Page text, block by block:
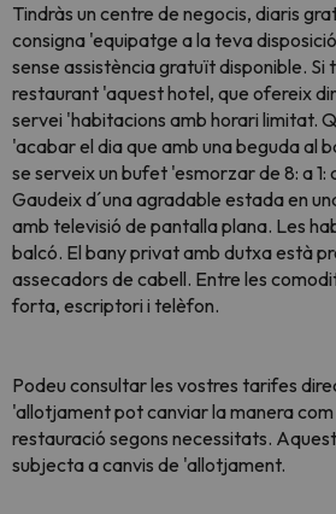
Tindràs un centre de negocis, diaris
consigna 'equipatge a la teva
sense assistència gratuït disponible. Si
restaurant 'aquest hotel, que ofereix
servei 'habitacions amb horari limitat.
'acabar el dia que amb una beguda al
se serveix un bufet 'esmorzar de 8: a 1:
Gaudeix d´una agradable estada en
amb televisió de pantalla plana. Les
balcó. El bany privat amb dutxa està
assecadors de cabell. Entre les
forta, escriptori i telèfon.
Podeu consultar les vostres tarifes
'allotjament pot canviar la manera
restauració segons necessitats.
subjecta a canvis de 'allotjament.